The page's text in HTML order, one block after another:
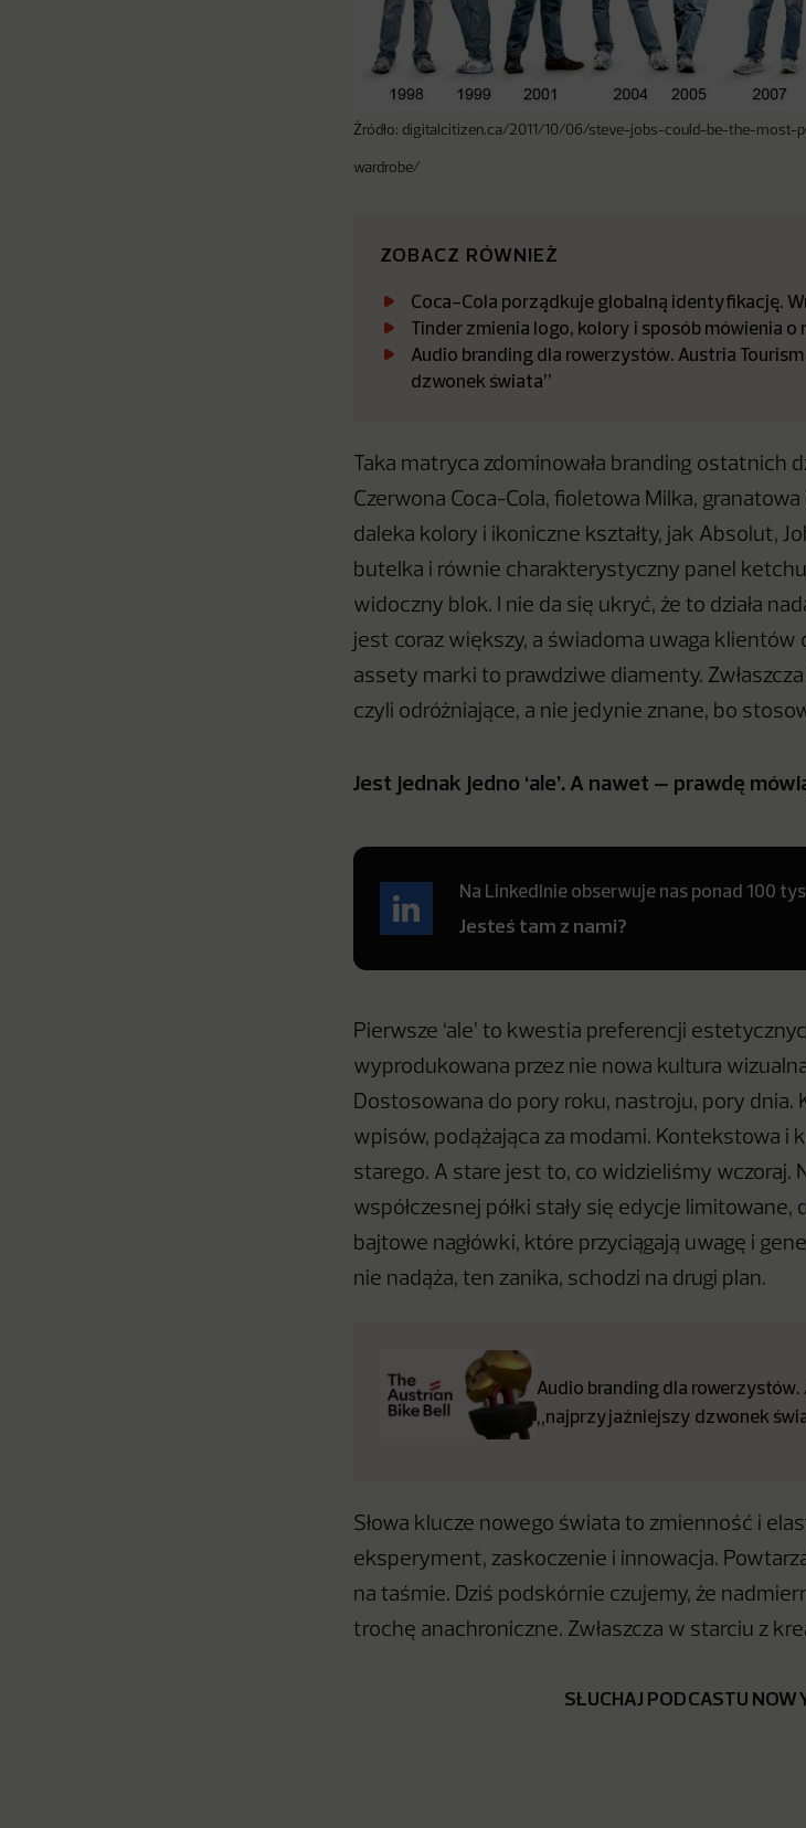
Źródło: digitalcitizen.ca/2011/10/06/steve-jobs-could-be-the-
wardrobe/
ZOBACZ RÓWNIEŻ
Coca-Cola porządkuje globalną identyfikację.
Tinder zmienia logo, kolory i sposób mówienia o
Audio branding dla rowerzystów. Austria
dzwonek świata”
Taka matryca zdominowała branding ostatnich
Czerwona Coca-Cola, fioletowa Milka,
daleka kolory i ikoniczne kształty, jak Absolut,
butelka i równie charakterystyczny panel
widoczny blok. I nie da się ukryć, że to działa
jest coraz większy, a świadoma uwaga klientów
assety marki to prawdziwe diamenty.
czyli odróżniające, a nie jedynie znane, bo
Jest jednak jedno ‘ale’. A nawet – prawdę
Na LinkedInie obserwuje nas ponad 100
Jesteś tam z nami?
Pierwsze ‘ale’ to kwestia preferencji
wyprodukowana przez nie nowa kultura
Dostosowana do pory roku, nastroju, pory dnia.
wpisów, podążająca za modami. Kontekstowa i
starego. A stare jest to, co widzieliśmy wczoraj.
współczesnej półki stały się edycje limitowane,
bajtowe nagłówki, które przyciągają uwagę i
nie nadąża, ten zanika, schodzi na drugi plan.
Audio branding dla
„najprzyjaźniejszy dzwonek
Słowa klucze nowego świata to zmienność i
eksperyment, zaskoczenie i innowacja.
na taśmie. Dziś podskórnie czujemy, że
trochę anachroniczne. Zwłaszcza w starciu z
SŁUCHAJ PODCASTU